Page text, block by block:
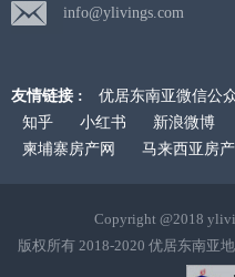
info@ylivings.com
友情链接 : 优居东南亚微信公
知乎
小红书 新浪微博
柬埔寨房产网
马来西亚房产
Copyright @2018
版权所有 2018-2020 优居东南亚